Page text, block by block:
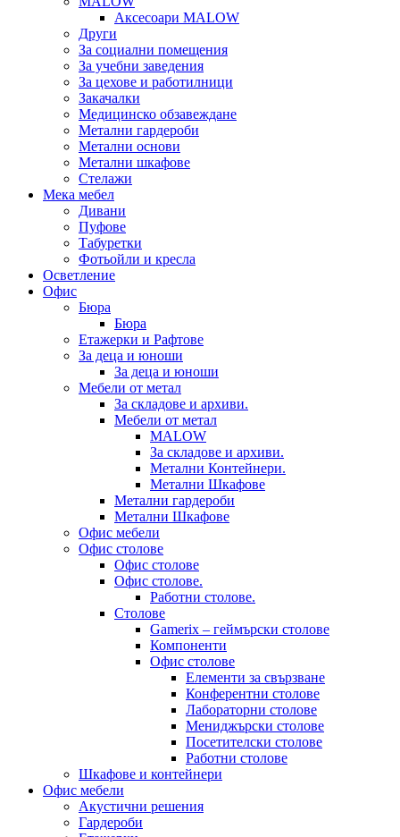
Аксесоари MALOW
Други
За социални помещения
За учебни заведения
За цехове и работилници
Закачалки
Медицинско обзавеждане
Метални гардероби
Метални основи
Метални шкафове
Стелажи
Мека мебел
Дивани
Пуфове
Табуретки
Фотьойли и кресла
Осветление
Офис
Бюра
Бюра
Етажерки и Рафтове
За деца и юноши
За деца и юноши
Мебели от метал
За складове и архиви.
Мебели от метал
MALOW
За складове и архиви.
Метални Контейнери.
Метални Шкафове
Метални гардероби
Метални Шкафове
Офис мебели
Офис столове
Офис столове
Офис столове.
Работни столове.
Столове
Gamerix – геймърски столове
Компоненти
Офис столове
Елементи за свързване
Конферентни столове
Лабораторни столове
Мениджърски столове
Посетителски столове
Работни столове
Шкафове и контейнери
Офис мебели
Акустични решения
Гардероби